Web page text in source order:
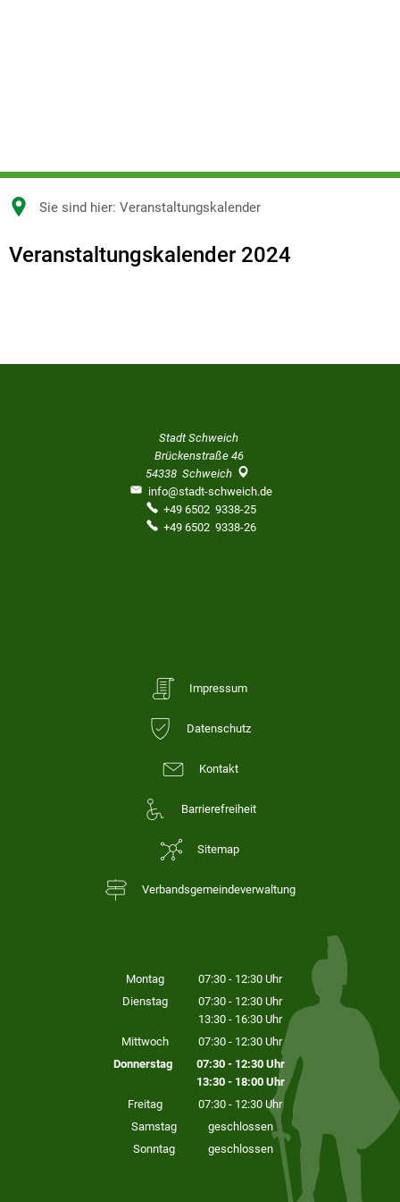
Sie sind hier: Veranstaltungskalender
Veranstaltungskalender
Veranstaltungskalender 2024
Stadt Schweich
Brückenstraße 46
54338 Schweich
info@stadt-schweich.de
+49 6502 9338-25
+49 6502 9338-26
Impressum
Datenschutz
Kontakt
Barrierefreiheit
Sitemap
Verbandsgemeindeverwaltung
Montag 07:30 - 12:30 Uhr
Von 07:30 bis 12:30 Uhr
Dienstag 07:30 - 12:30 Uhr
Von 07:30 bis 12:30 Uhr
13:30 - 16:30 Uhr
Von 13:30 bis 16:30 Uhr
Mittwoch 07:30 - 12:30 Uhr
Von 07:30 bis 12:30 Uhr
Donnerstag 07:30- 12:30Uhr
Von 07:30 bis 12:30 Uhr
13:30- 18:00Uhr
Von 13:30 bis 18:00 Uhr
Freitag 07:30 - 12:30 Uhr
Von 07:30 bis 12:30 Uhr
Samstag
geschlossen
Sonntag
geschlossen